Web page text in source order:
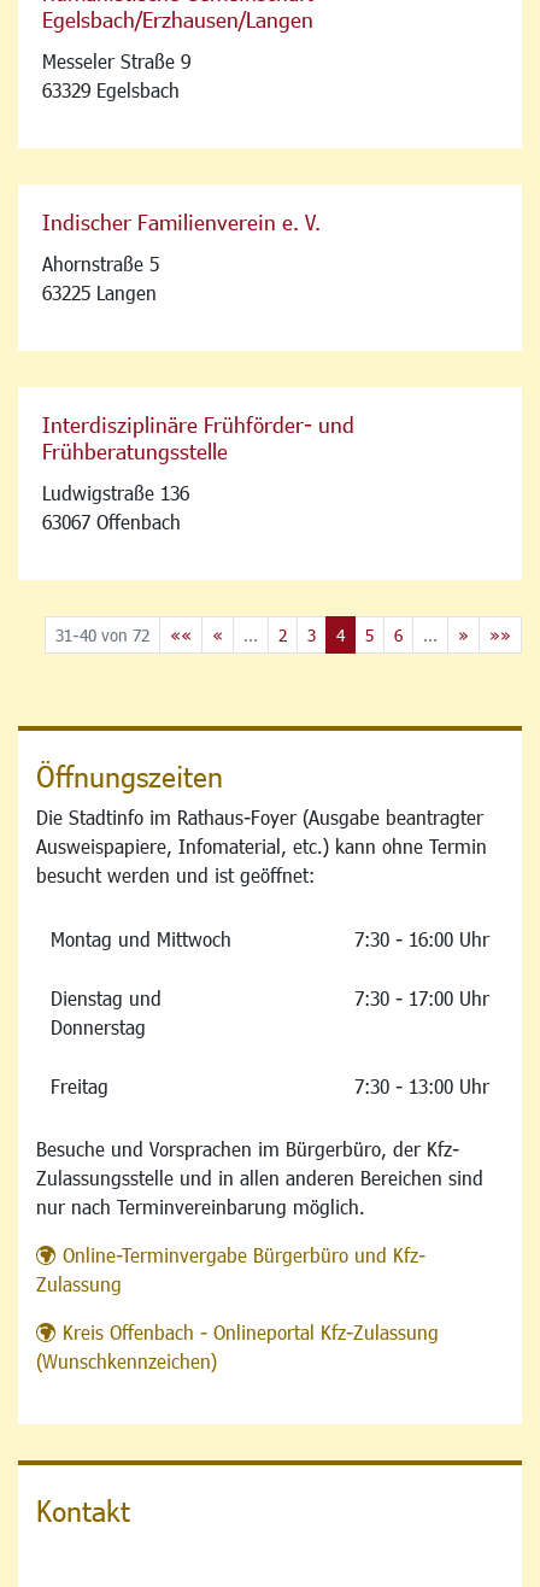
Egelsbach/Erzhausen/Langen
Messeler Straße 9
63329 Egelsbach
Indischer Familienverein e. V.
Ahornstraße 5
63225 Langen
Interdisziplinäre Frühförder- und
Frühberatungsstelle
Ludwigstraße 136
63067 Offenbach
31-40 von 72 «« « ... 2 3 4 5 6 ... » »»
Öffnungszeiten
Die Stadtinfo im Rathaus-Foyer (Ausgabe beantragter
Ausweispapiere, Infomaterial, etc.) kann ohne Termin
besucht werden und ist geöffnet:
Montag und Mittwoch 7:30 - 16:00 Uhr
Dienstag und
Donnerstag
7:30 - 17:00 Uhr
Freitag 7:30 - 13:00 Uhr
Besuche und Vorsprachen im Bürgerbüro, der Kfz-
Zulassungsstelle und in allen anderen Bereichen sind
nur nach Terminvereinbarung möglich.
Online-Terminvergabe Bürgerbüro und Kfz-
Zulassung
Kreis Offenbach - Onlineportal Kfz-Zulassung
(Wunschkennzeichen)
Kontakt